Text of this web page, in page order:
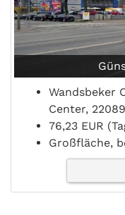
Wandsbeker
Center,
76,23 EUR
Großfläche,